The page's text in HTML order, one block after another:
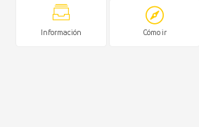
Información Cómo ir